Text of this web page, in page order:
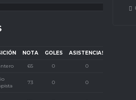
NOTA GOLES ASISTENCIAS
65 0 0
73 0 0